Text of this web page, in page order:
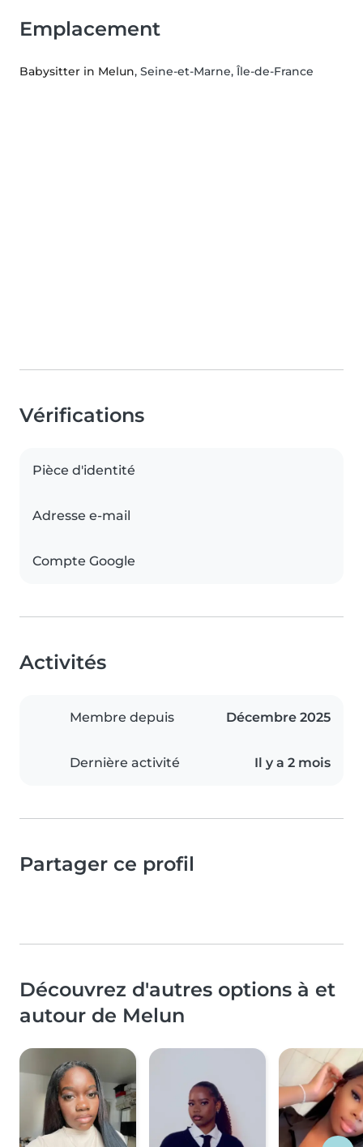
Emplacement
Babysitter in Melun, Seine-et-Marne, Île-de-France
Vérifications
Pièce d'identité
Adresse e-mail
Compte Google
Activités
Membre depuis Décembre 2025
Dernière activité Il y a 2 mois
Partager ce profil
Découvrez d'autres options à et
autour de Melun